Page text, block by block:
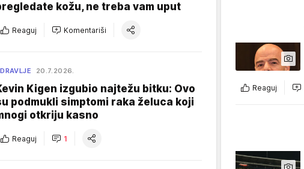
kožu, ne treba vam uput
Reaguj Komentariši
20.7.2026.
Kigen izgubio najtežu bitku: Ovo
podmukli simptomi raka želuca koji
otkriju kasno
Reaguj 1
Reaguj